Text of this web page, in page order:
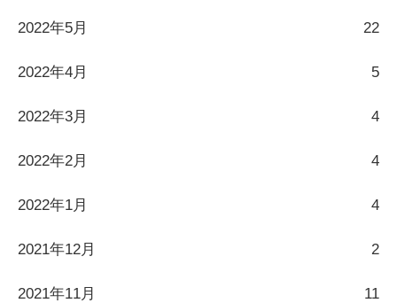
2022年5月 22
2022年4月 5
2022年3月 4
2022年2月 4
2022年1月 4
2021年12月 2
2021年11月 11